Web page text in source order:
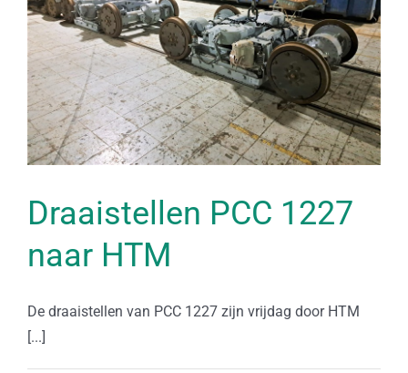
Draaistellen PCC 1227
naar HTM
De draaistellen van PCC 1227 zijn vrijdag door HTM
[...]